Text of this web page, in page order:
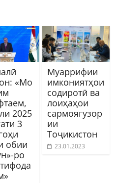
«Мо
2025
3
обии
ро
Муаррифии
имкониятҳои
содиротӣ ва
лоиҳаҳои
сармоягузор
ии
Тоҷикистон
23.01.2023